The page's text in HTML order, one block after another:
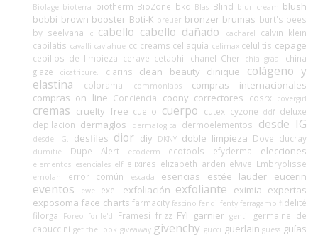
Biolage bioterra biotherm BioZone bkd Blas Blind blur cream blush
bobbi brown booster Boti-K breuer bronzer brumas burt's bees
by seelvana
c cabello cabello dañado cacharel
calvin klein
capilatis cavalli caviahue cc creams celiaquía celimax celulitis cepage
cepillos de limpieza cerave cetaphil chanel Cher chia graal china
glaze
cicatricure. clarins clean beauty clinique
colágeno y
elastina
colorama commonlabs
compras internacionales
compras on line Conciencia coony correctores cosrx covergirl
cremas cruelty free cuello cuerpo cutex cyzone ddf deluxe
depilacion dermaglos dermalogica dermoelementos desde IG
desde IG. desfiles dior diy DKNY doble limpieza Dove ducray
dumitié Dupe Alert ecoderm ecotools efyderma elecciones
elementos esenciales elf elixires elizabeth arden elvive Embryolisse
emolan error común escada esencias estée lauder eucerin
eventos ewe exel exfoliación exfoliante eximia expertas
exposoma face charts farmacity fascino fendi fenty ferragamo fidelité
filorga
Foreo forlle'd Framesi frizz FYI garnier gentil germaine de
capuccini get the look giveaway givenchy gucci guerlain guess guías